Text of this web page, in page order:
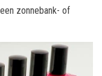
zonnebank- of